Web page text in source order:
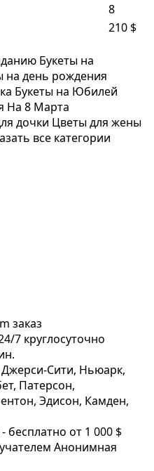
8
210 $
Букеты на
на день рождения
Букеты на Юбилей
На 8 Марта
дочки Цветы для жены
все категории
заказ
7 круглосуточно
Джерси-Сити, Ньюарк,
Патерсон,
Эдисон, Камден,
бесплатно от 1 000 $
Анонимная